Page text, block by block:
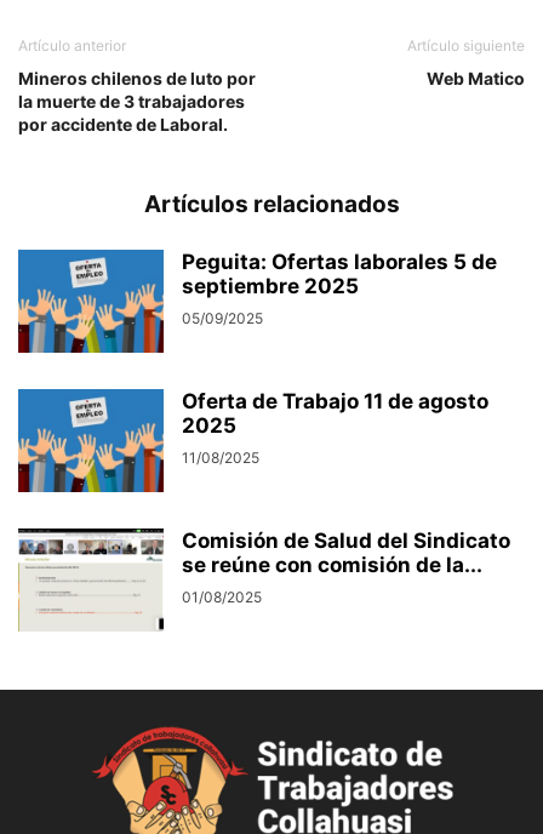
Artículo anterior
Mineros chilenos de luto por
la muerte de 3 trabajadores
por accidente de Laboral.
Artículo siguiente
Web Matico
Artículos relacionados
Peguita: Ofertas laborales 5 de
septiembre 2025
05/09/2025
Oferta de Trabajo 11 de agosto
2025
11/08/2025
Comisión de Salud del Sindicato
se reúne con comisión de la...
01/08/2025